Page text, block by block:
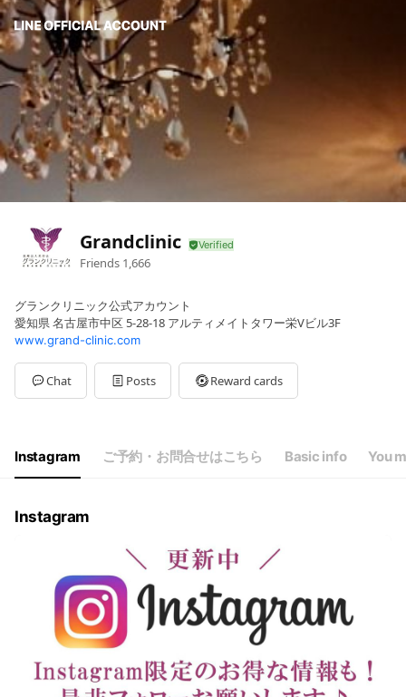
Grandclinic
Friends 1,666
グランクリニック公式アカウント
愛知県 名古屋市中区 5-28-18 アルティメイトタワー栄Vビル3F
www.grand-clinic.com
Chat Posts Reward cards
Instagram ご予約・お問合せはこちら Basic info You
Instagram